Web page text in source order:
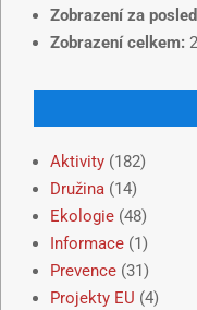
Zobrazení za
Zobrazení celkem:
Aktivity (182)
Družina (14)
Ekologie (48)
Informace (1)
Prevence (31)
Projekty EU (4)